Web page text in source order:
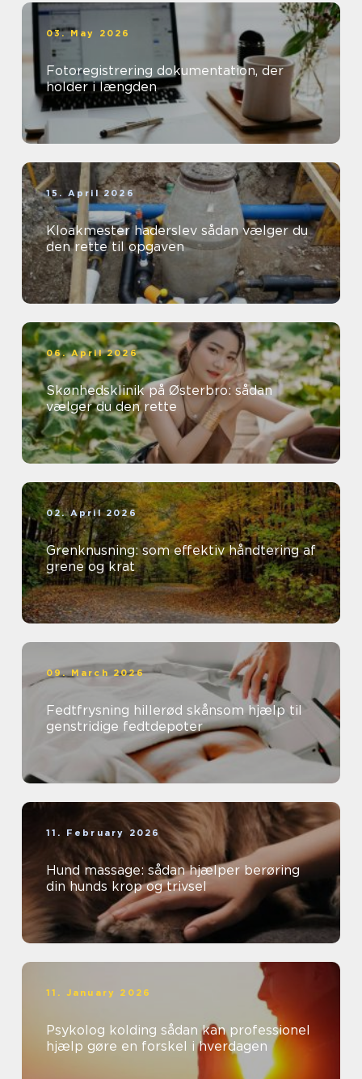
03. May 2026
Fotoregistrering dokumentation, der
holder i længden
15. April 2026
Kloakmester haderslev sådan vælger du
den rette til opgaven
06. April 2026
Skønhedsklinik på Østerbro: sådan
vælger du den rette
02. April 2026
Grenknusning: som effektiv håndtering af
grene og krat
09. March 2026
Fedtfrysning hillerød skånsom hjælp til
genstridige fedtdepoter
11. February 2026
Hund massage: sådan hjælper berøring
din hunds krop og trivsel
11. January 2026
Psykolog kolding sådan kan professionel
hjælp gøre en forskel i hverdagen